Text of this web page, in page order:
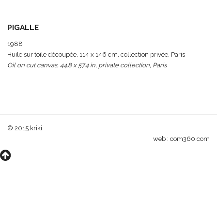
PIGALLE
1988
Huile sur toile découpée, 114 x 146 cm, collection privée, Paris
Oil on cut canvas, 44.8 x 57.4 in, private collection, Paris
© 2015 kriki
web : com360.com